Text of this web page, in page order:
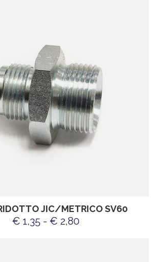
JIC/METRICO SV60
€ 1,35 - € 2,80